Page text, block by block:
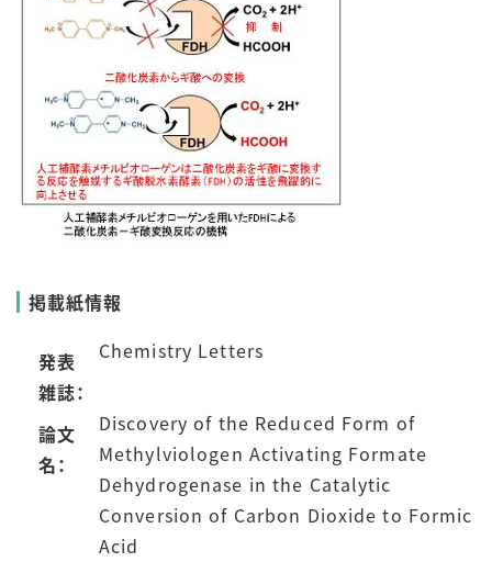
掲載紙情報
発表
雑誌：
Chemistry Letters
論文
名：
Discovery of the Reduced Form of
Methylviologen Activating Formate
Dehydrogenase in the Catalytic
Conversion of Carbon Dioxide to Formic
Acid